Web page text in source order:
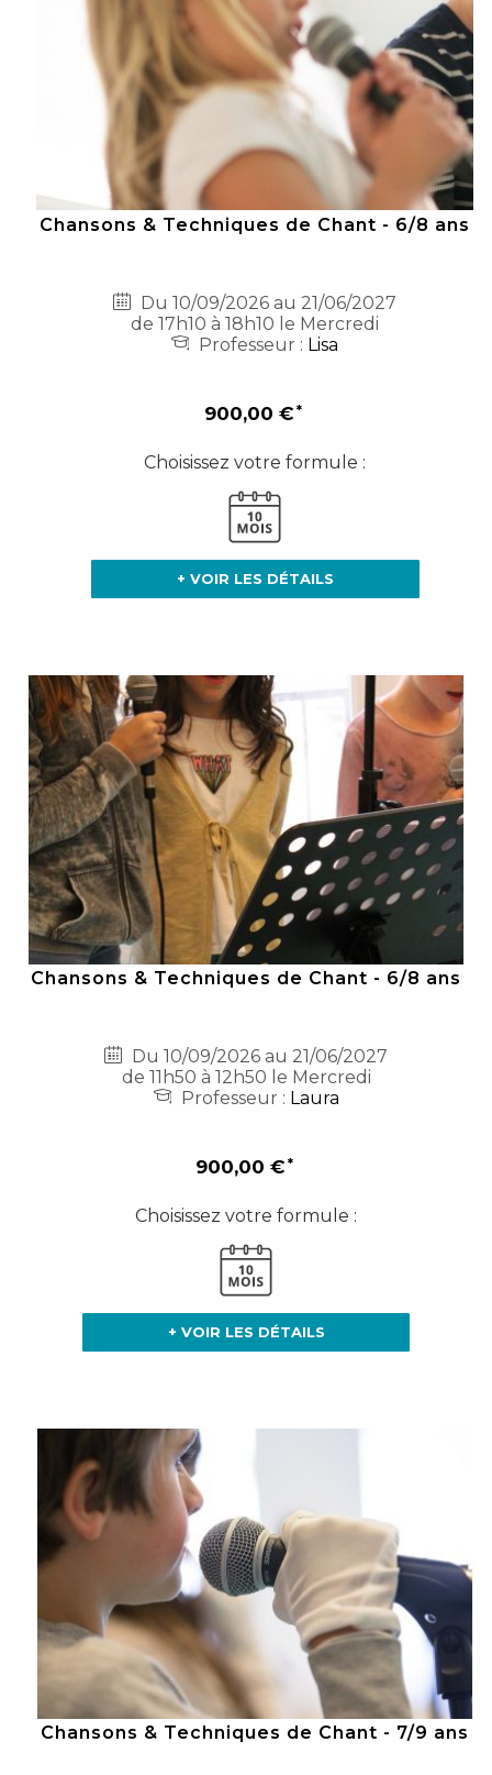
Chansons & Techniques de Chant - 6/8 ans
Du 10/09/2026 au 21/06/2027
de 17h10 à 18h10 le Mercredi
Professeur : Lisa
900,00 €
Choisissez votre formule :
+ VOIR LES DÉTAILS
Chansons & Techniques de Chant - 6/8 ans
Du 10/09/2026 au 21/06/2027
de 11h50 à 12h50 le Mercredi
Professeur : Laura
900,00 €
Choisissez votre formule :
+ VOIR LES DÉTAILS
Chansons & Techniques de Chant - 7/9 ans